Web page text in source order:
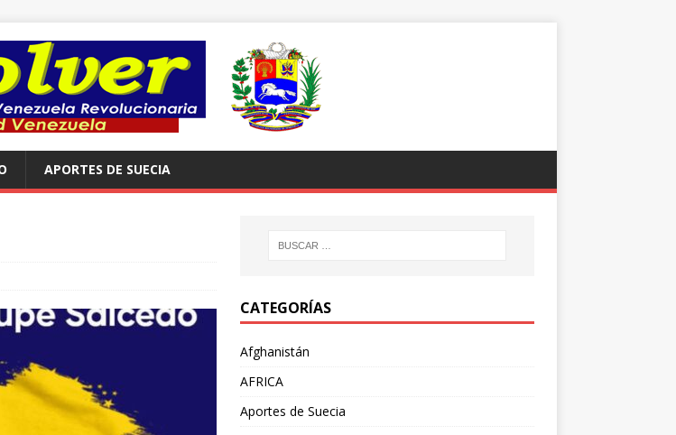
APORTES DE SUECIA
CATEGORÍAS
Afghanistán
AFRICA
Aportes de Suecia